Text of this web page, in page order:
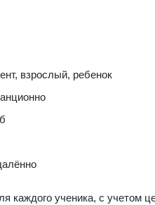
взрослый, ребенок
каждого ученика, с учетом